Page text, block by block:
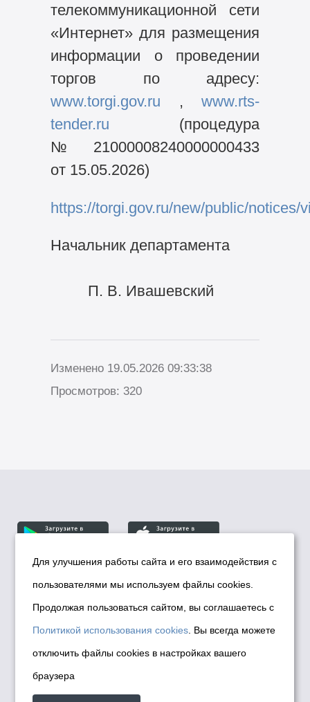
телекоммуникационной сети
«Интернет» для размещения
информации о проведении
торгов по адресу:
www.torgi.gov.ru ,www.rts-
tender.ru (процедура
№ 21000008240000000433
от 15.05.2026)
https://torgi.gov.ru/new/public/notices/
Начальник департамента
П. В. Ивашевский
Изменено 19.05.2026 09:33:38
Просмотров: 320
© Департамент информационной политики мэрии
города Новосибирска, 2026
Политика использования Cookies
Политика по обработке персональных
данных в информационных системах
мэрии города Новосибирска
Для улучшения работы сайта и его взаимодействия с
пользователями мы используем файлы cookies.
Продолжая пользоваться сайтом, вы соглашаетесь с
Политикой использования cookies . Вы всегда можете
отключить файлы cookies в настройках вашего
браузера